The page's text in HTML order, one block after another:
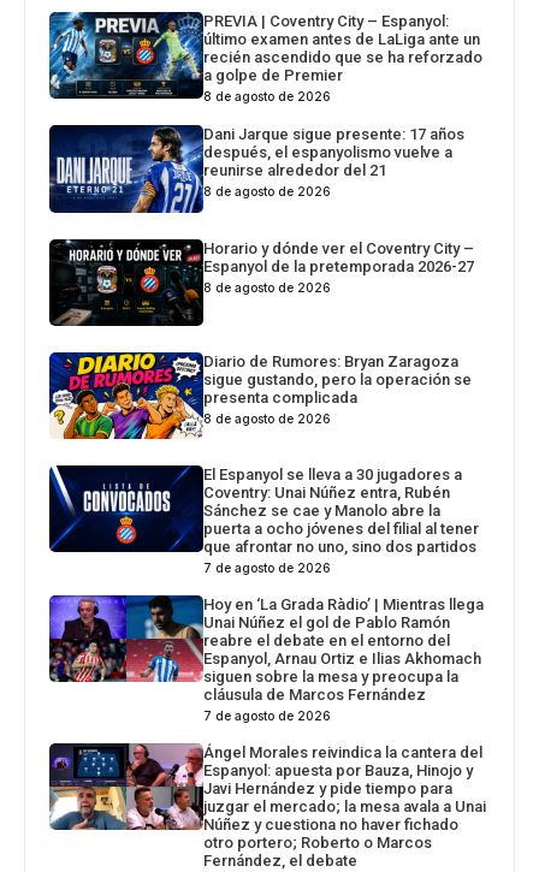
PREVIA | Coventry City – Espanyol:
último examen antes de LaLiga ante un
recién ascendido que se ha reforzado
a golpe de Premier
8 de agosto de 2026
Dani Jarque sigue presente: 17 años
después, el espanyolismo vuelve a
reunirse alrededor del 21
8 de agosto de 2026
Horario y dónde ver el Coventry City –
Espanyol de la pretemporada 2026-27
8 de agosto de 2026
Diario de Rumores: Bryan Zaragoza
sigue gustando, pero la operación se
presenta complicada
8 de agosto de 2026
El Espanyol se lleva a 30 jugadores a
Coventry: Unai Núñez entra, Rubén
Sánchez se cae y Manolo abre la
puerta a ocho jóvenes del filial al tener
que afrontar no uno, sino dos partidos
7 de agosto de 2026
Hoy en ‘La Grada Ràdio’ | Mientras llega
Unai Núñez el gol de Pablo Ramón
reabre el debate en el entorno del
Espanyol, Arnau Ortiz e Ilias Akhomach
siguen sobre la mesa y preocupa la
cláusula de Marcos Fernández
7 de agosto de 2026
Ángel Morales reivindica la cantera del
Espanyol: apuesta por Bauza, Hinojo y
Javi Hernández y pide tiempo para
juzgar el mercado; la mesa avala a Unai
Núñez y cuestiona no haver fichado
otro portero; Roberto o Marcos
Fernández, el debate